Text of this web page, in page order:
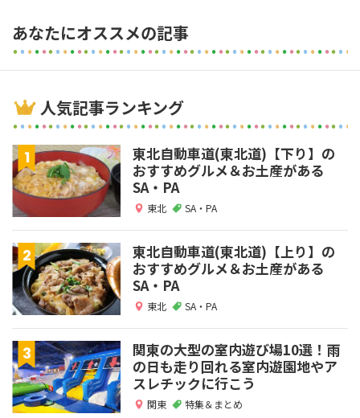
あなたにオススメの記事
人気記事ランキング
東北自動車道(東北道)【下り】の
おすすめグルメ＆お土産がある
SA・PA
東北 SA・PA
東北自動車道(東北道)【上り】の
おすすめグルメ＆お土産がある
SA・PA
東北 SA・PA
関東の大型の室内遊び場10選！雨
の日も走り回れる室内遊園地やア
スレチックに行こう
関東 特集＆まとめ